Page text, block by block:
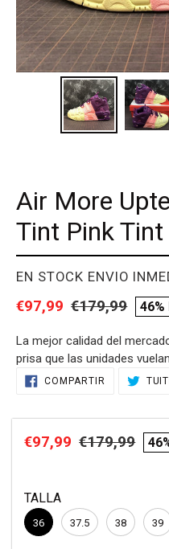
Air More
Tint Pink
PROVEEDOR
EN STOCK ENVIO
Precio
venta
€97,99 Precio
€179,99
La mejor calidad del
prisa que las unidades
Agregando
tu
compra
COMPARTIR COMPARTIR
Precio
€97,99 Precio
€179,99
TALLA
36 37.5 38 39